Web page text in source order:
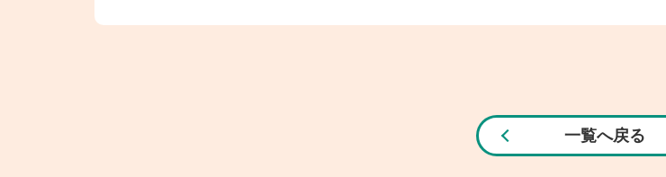
一覧へ戻る